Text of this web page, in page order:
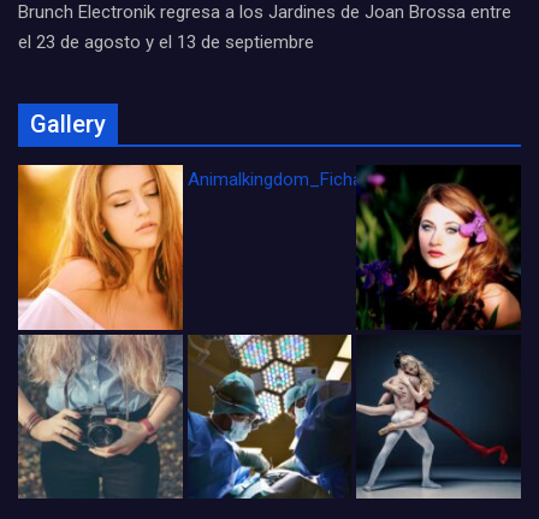
Brunch Electronik regresa a los Jardines de Joan Brossa entre
el 23 de agosto y el 13 de septiembre
Gallery
Animalkingdom_FichaCine